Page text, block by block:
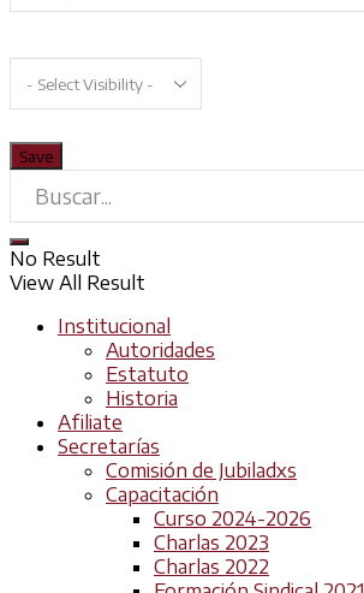
No Result
View All Result
Institucional
Autoridades
Estatuto
Historia
Afiliate
Secretarías
Comisión de Jubiladxs
Capacitación
Curso 2024-2026
Charlas 2023
Charlas 2022